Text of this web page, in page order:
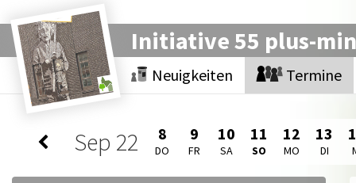
Initiative 55 plus-
Neuigkeiten Termine
Sep 22 8
DO
9
FR
10
SA
11
SO
12
MO
13
DI